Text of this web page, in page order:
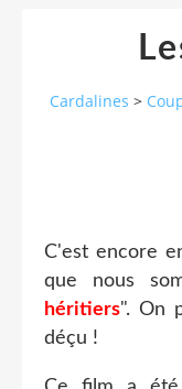
Cardalines >
C'est encore
que nous
héritiers". On
déçu !